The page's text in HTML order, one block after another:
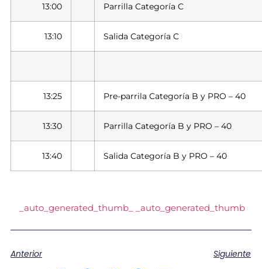
13:00 Parrilla Categoría C
13:10 Salida Categoría C
13:25 Pre-parrila Categoría B y PRO – 40
13:30 Parrilla Categoría B y PRO – 40
13:40 Salida Categoría B y PRO – 40
_auto_generated_thumb_ _auto_generated_thumb
Anterior Siguiente